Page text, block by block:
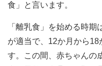
食」と言います。
「離乳食」を始める時
が適当で、12か月から
す。この間、赤ちゃんの